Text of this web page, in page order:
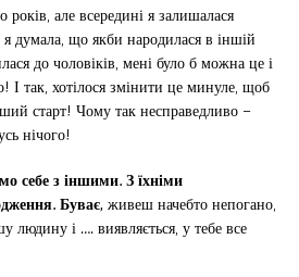
але всередині я залишалася
думала, що якби народилася в іншій
до чоловіків, мені було б можна це і
І так, хотілося змінити це минуле, щоб
старт! Чому так несправедливо –
нічого!
себе з іншими. З їхніми
Буває, живеш начебто непогано,
людину і …. виявляється, у тебе все